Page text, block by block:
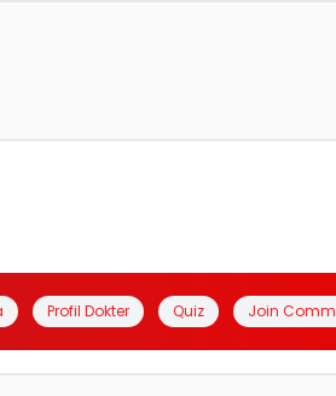
Profil Dokter Quiz Join